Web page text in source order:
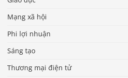
Mạng xã hội
Phi lợi nhuận
Sáng tạo
Thương mại điện tử